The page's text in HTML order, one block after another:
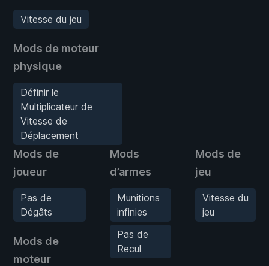
Vitesse du jeu
Mods de moteur
physique
Définir le
Multiplicateur de
Vitesse de
Déplacement
Mods de
joueur
Pas de
Dégâts
Mods de
moteur
Mods
d’armes
Munitions
infinies
Pas de
Recul
Mods de
jeu
Vitesse du
jeu